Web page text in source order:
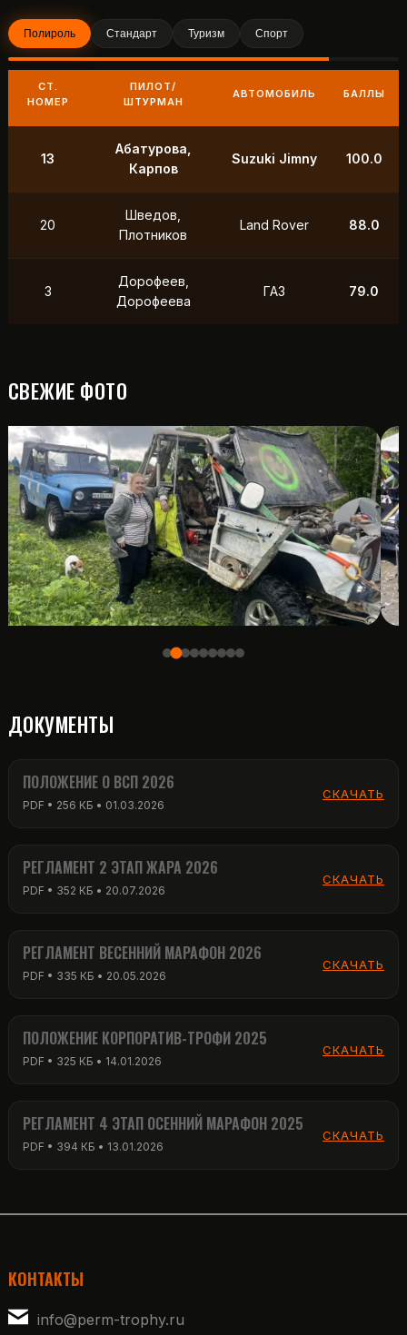
Полироль Стандарт Туризм Спорт
СТ.
НОМЕР
ПИЛОТ/
ШТУРМАН
АВТОМОБИЛЬ БАЛЛЫ
13
Абатурова,
Карпов
Suzuki Jimny 100.0
20
Шведов,
Плотников
Land Rover 88.0
3
Дорофеев,
Дорофеева
ГАЗ 79.0
СВЕЖИЕ ФОТО
ДОКУМЕНТЫ
ПОЛОЖЕНИЕ О ВСП 2026
PDF • 256 КБ • 01.03.2026
СКАЧАТЬ
РЕГЛАМЕНТ 2 ЭТАП ЖАРА 2026
PDF • 352 КБ • 20.07.2026
СКАЧАТЬ
РЕГЛАМЕНТ ВЕСЕННИЙ МАРАФОН 2026
PDF • 335 КБ • 20.05.2026
СКАЧАТЬ
ПОЛОЖЕНИЕ КОРПОРАТИВ-ТРОФИ 2025
PDF • 325 КБ • 14.01.2026
СКАЧАТЬ
РЕГЛАМЕНТ 4 ЭТАП ОСЕННИЙ МАРАФОН 2025
PDF • 394 КБ • 13.01.2026
СКАЧАТЬ
КОНТАКТЫ
info@perm-trophy.ru